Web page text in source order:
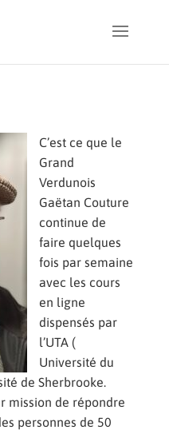
C’est ce que le
Grand
Verdunois
Gaëtan Couture
continue de
faire quelques
fois par semaine
avec les cours
en ligne
dispensés par
l’UTA (
Université du
de Sherbrooke.
mission de répondre
personnes de 50